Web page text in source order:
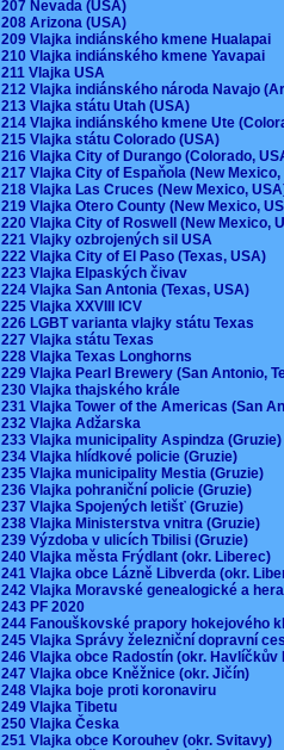
207 Nevada (USA)
208 Arizona (USA)
209 Vlajka indiánského kmene Hualapai
210 Vlajka indiánského kmene Yavapai
211 Vlajka USA
212 Vlajka indiánského národa Navajo
213 Vlajka státu Utah (USA)
214 Vlajka indiánského kmene Ute
215 Vlajka státu Colorado (USA)
216 Vlajka City of Durango (Colorado,
217 Vlajka City of Espaňola (New
218 Vlajka Las Cruces (New Mexico,
219 Vlajka Otero County (New Mexico,
220 Vlajka City of Roswell (New Mexico,
221 Vlajky ozbrojených sil USA
222 Vlajka City of El Paso (Texas, USA)
223 Vlajka Elpaských čivav
224 Vlajka San Antonia (Texas, USA)
225 Vlajka XXVIII ICV
226 LGBT varianta vlajky státu Texas
227 Vlajka státu Texas
228 Vlajka Texas Longhorns
229 Vlajka Pearl Brewery (San Antonio,
230 Vlajka thajského krále
231 Vlajka Tower of the Americas (San
232 Vlajka Adžarska
233 Vlajka municipality Aspindza
234 Vlajka hlídkové policie (Gruzie)
235 Vlajka municipality Mestia (Gruzie)
236 Vlajka pohraniční policie (Gruzie)
237 Vlajka Spojených letišť (Gruzie)
238 Vlajka Ministerstva vnitra (Gruzie)
239 Výzdoba v ulicích Tbilisi (Gruzie)
240 Vlajka města Frýdlant (okr. Liberec)
241 Vlajka obce Lázně Libverda (okr.
242 Vlajka Moravské genealogické a
243 PF 2020
244 Fanouškovské prapory hokejového
245 Vlajka Správy železniční dopravní
246 Vlajka obce Radostín (okr.
247 Vlajka obce Kněžnice (okr. Jičín)
248 Vlajka boje proti koronaviru
249 Vlajka Tibetu
250 Vlajka Česka
251 Vlajka obce Korouhev (okr. Svitavy)